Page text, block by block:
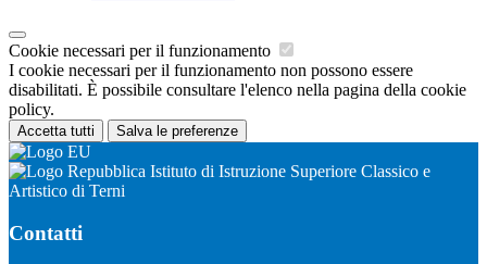
Cookie necessari per il funzionamento
I cookie necessari per il funzionamento non possono essere
disabilitati. È possibile consultare l'elenco nella pagina della cookie
policy.
Accetta tutti Salva le preferenze
Istituto di Istruzione Superiore Classico e
Artistico di Terni
Contatti